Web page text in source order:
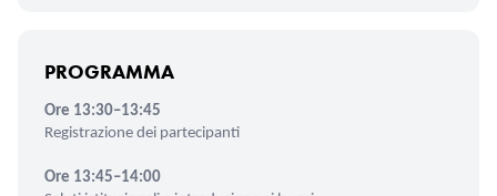
PROGRAMMA
Ore 13:30–13:45
Registrazione dei partecipanti
Ore 13:45–14:00